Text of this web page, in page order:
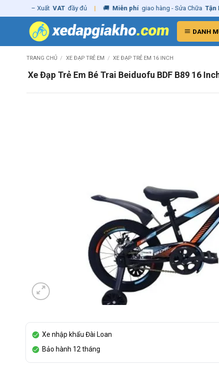
to
– Xuất VAT đầy đủ | 🚚 Miễn phí giao hàng - Sửa Chữa Tận Nhà
DANH
TRANG CHỦ / XE ĐẠP TRẺ EM / XE ĐẠP TRẺ EM 16 INCH
Xe Đạp Trẻ Em Bé Trai Beiduofu BDF B89 16
Xe nhập khẩu Đài Loan
Bảo hành 12 tháng